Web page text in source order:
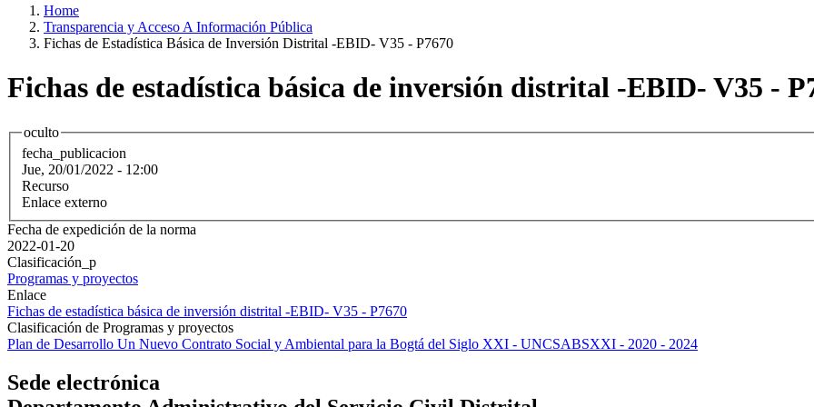
Home
Transparencia y Acceso A Información Pública
Fichas de Estadística Básica de Inversión Distrital -EBID- V35 - P7670
Fichas de estadística básica de inversión distrital -EBID- V35 -
oculto
fecha_publicacion
Jue, 20/01/2022 - 12:00
Recurso
Enlace externo
Fecha de expedición de la norma
2022-01-20
Clasificación_p
Programas y proyectos
Enlace
Fichas de estadística básica de inversión distrital -EBID- V35 - P7670
Clasificación de Programas y proyectos
Plan de Desarrollo Un Nuevo Contrato Social y Ambiental para la Bogtá del Siglo XXI - UNCSABSXXI - 2020 - 2024
Sede electrónica